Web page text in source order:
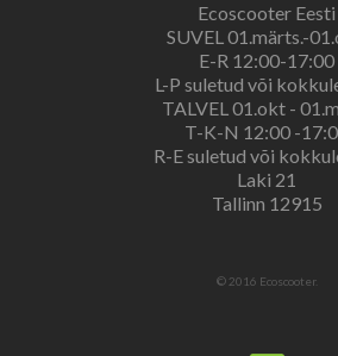
Ecoscooter Eesti
SUVEL 01.märts.-
E-R 12:00-17:00
L-P suletud või
TALVEL 01.okt -
T-K-N 12:00 -
R-E suletud või
Laki 21
Tallinn 12915
© 2016 Ecoscooter.